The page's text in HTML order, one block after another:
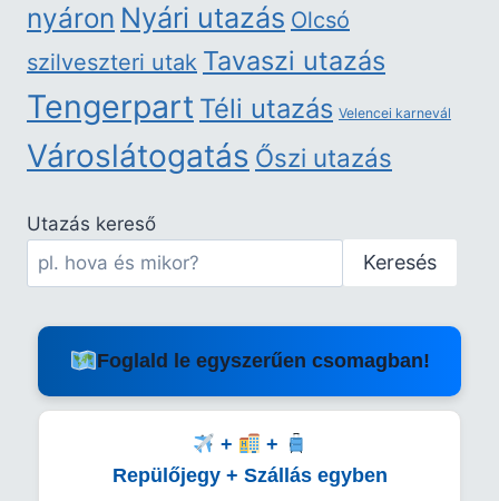
nyáron Nyári utazás Olcsó
szilveszteri utak Tavaszi utazás
Tengerpart Téli utazás Velencei karnevál
Városlátogatás Őszi utazás
Utazás kereső
Keresés
Foglald le egyszerűen csomagban!
+
+
Repülőjegy + Szállás egyben